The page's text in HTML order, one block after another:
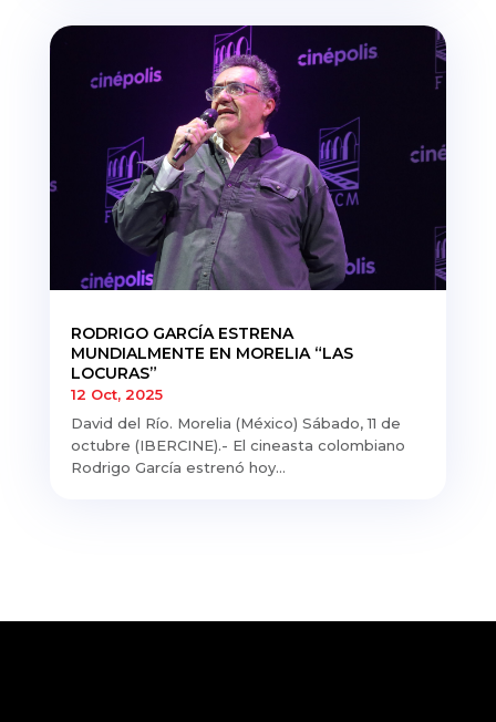
RODRIGO GARCÍA ESTRENA
MUNDIALMENTE EN MORELIA “LAS
LOCURAS”
12 Oct, 2025
David del Río. Morelia (México) Sábado, 11 de
octubre (IBERCINE).- El cineasta colombiano
Rodrigo García estrenó hoy...